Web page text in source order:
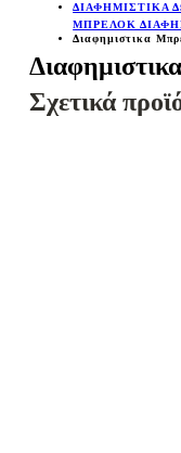
ΔΙΑΦΗΜΙΣΤΙΚΑ
ΜΠΡΕΛΟΚ
Διαφημιστικα
Σχετικά